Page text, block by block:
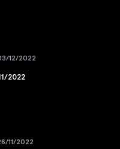
12/2022
2022
11/2022